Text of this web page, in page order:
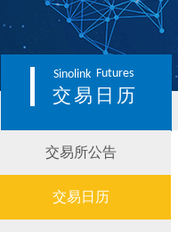
Sinolink Futures
交易日历
交易所公告
交易日历